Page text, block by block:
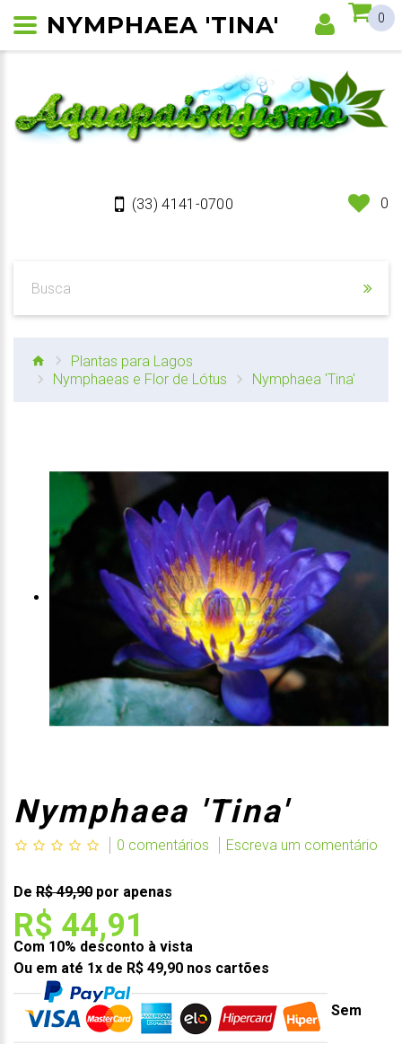
(33) 4141-0700 0
0
Plantas para Lagos
Nymphaeas e Flor de Lótus
Nymphaea 'Tina'
Nymphaea 'Tina'
0 comentários Escreva um comentário
De R$ 49,90 por apenas
R$ 44,91
Com 10% desconto à vista
Ou em até 1x de R$ 49,90 nos cartões
Sem
NYMPHAEA 'TINA'